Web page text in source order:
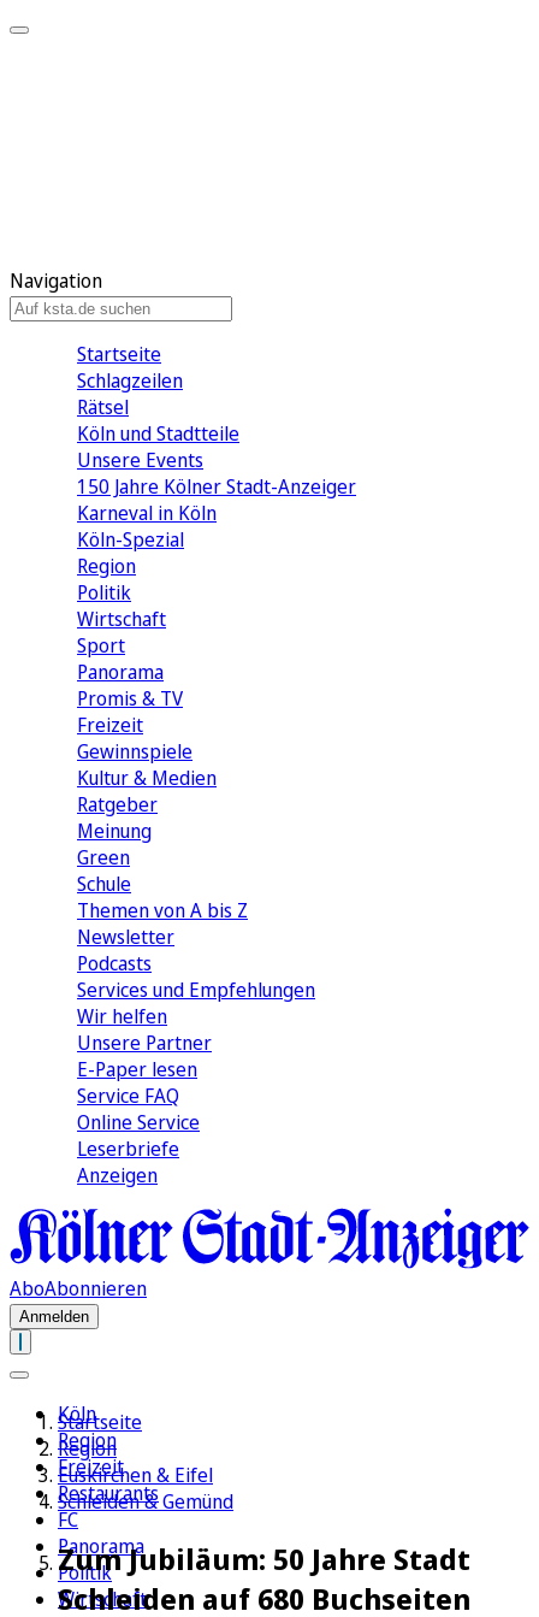
Navigation
Startseite
Schlagzeilen
Rätsel
Köln und Stadtteile
Unsere Events
150 Jahre Kölner Stadt-Anzeiger
Karneval in Köln
Köln-Spezial
Region
Politik
Wirtschaft
Sport
Panorama
Promis & TV
Freizeit
Gewinnspiele
Kultur & Medien
Ratgeber
Meinung
Green
Schule
Themen von A bis Z
Newsletter
Podcasts
Services und Empfehlungen
Wir helfen
Unsere Partner
E-Paper lesen
Service FAQ
Online Service
Leserbriefe
Anzeigen
AboAbonnieren
Anmelden
Köln
Region
Freizeit
Restaurants
FC
Panorama
Politik
Wirtschaft
Startseite
Region
Euskirchen & Eifel
Schleiden & Gemünd
Zum Jubiläum: 50 Jahre Stadt
Schleiden auf 680 Buchseiten